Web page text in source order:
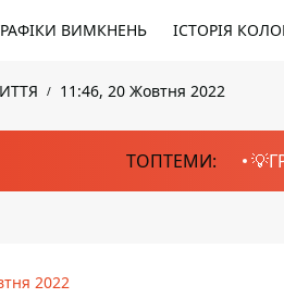
ВИМКНЕНЬ ІСТОРІЯ
11:46, 20 Жовтня 2022
ТОПТЕМИ:
2022